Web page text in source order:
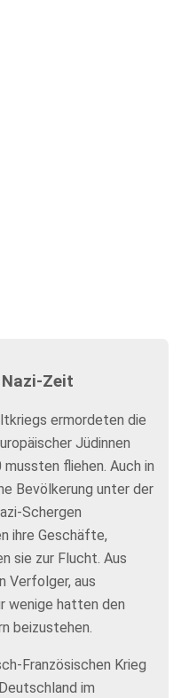
Nazi-Zeit
ermordeten die
Jüdinnen
fliehen. Auch in
Bevölkerung unter der
Schergen
ihre Geschäfte,
sie zur Flucht. Aus
Verfolger, aus
wenige hatten den
beizustehen.
Französischen Krieg
im